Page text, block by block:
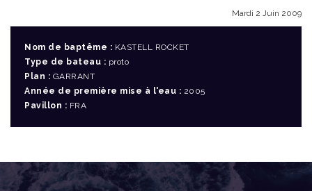
Mardi 2 Juin 2009
Nom de baptême : KASTELL ROCKET
Type de bateau : proto
Plan : GARRANT
Année de première mise à l'eau : 2005
Pavillon : FRA